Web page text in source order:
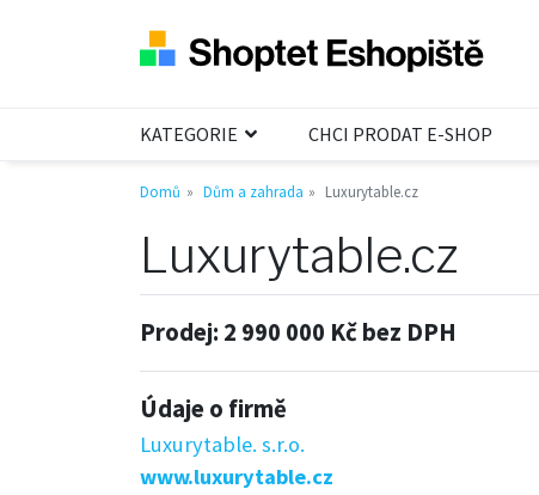
KATEGORIE CHCI PRODAT E-SHOP
Domů Dům a zahrada Luxurytable.cz
Luxurytable.cz
Prodej: 2 990 000 Kč bez DPH
Údaje o firmě
Luxurytable. s.r.o.
www.luxurytable.cz